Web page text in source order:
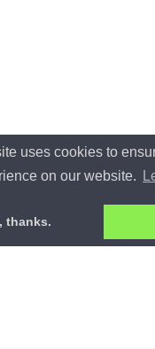
uses cookies to
on our website.
thanks.